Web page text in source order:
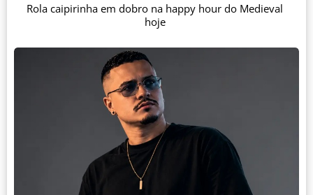
Rola caipirinha em dobro na happy hour do Medieval
hoje